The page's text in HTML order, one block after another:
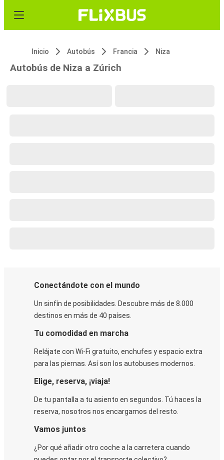
Inicio Autobús Francia Niza
Autobús de Niza a Zúrich
Conectándote con el mundo
Un sinfín de posibilidades. Descubre más de 8.000
destinos en más de 40 países.
Tu comodidad en marcha
Relájate con Wi-Fi gratuito, enchufes y espacio extra
para las piernas. Así son los autobuses modernos.
Elige, reserva, ¡viaja!
De tu pantalla a tu asiento en segundos. Tú haces la
reserva, nosotros nos encargamos del resto.
Vamos juntos
¿Por qué añadir otro coche a la carretera cuando